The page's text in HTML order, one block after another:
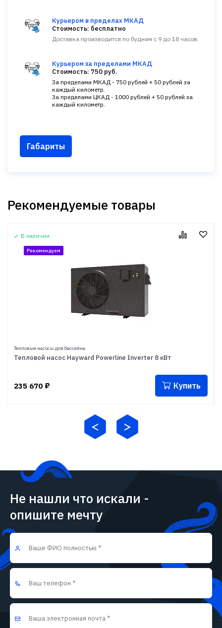
Курьером в пределах МКАД
Стоимость: бесплатно
Доставка производится по будням с 9 до 18 часов.
Курьером за пределами МКАД
Стоимость: 750 руб.
За пределами МКАД - 750 рублей + 50 рублей за
каждый километр.
За пределами ЦКАД - 1000 рублей + 50 рублей за
каждый километр.
Габариты
Рекомендуемые товары
В наличии
Рекомендуем
Тепловые насосы для бассейна
Тепловой насос Hayward Powerline Inverter 8 кВт
235 670 ₽ Купить
Не нашли что искали -
опишите мечту